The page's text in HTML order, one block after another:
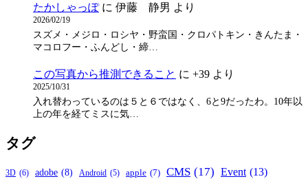
たかしゃっぽに 伊藤 静男 より
2026/02/19
スズメ・メジロ・ロシヤ・野蛮国・クロパトキン・きんたま・
マコロフー・ふんどし・締…
この写真から推測できること に +39 より
2025/10/31
入れ替わっているのは５と６ではなく、6と9だったわ。10年以
上の年を経てミスに気…
タグ
3D (6) adobe (8) Android (5) apple (7) CMS (17) Event (13)